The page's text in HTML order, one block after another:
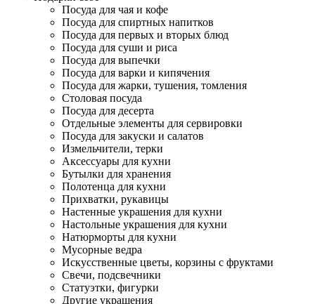
Посуда для чая и кофе
Посуда для спиртных напитков
Посуда для первых и вторых блюд
Посуда для суши и риса
Посуда для выпечки
Посуда для варки и кипячения
Посуда для жарки, тушения, томления
Столовая посуда
Посуда для десерта
Отдельные элементы для сервировки
Посуда для закуски и салатов
Измельчители, терки
Аксессуары для кухни
Бутылки для хранения
Полотенца для кухни
Прихватки, рукавицы
Настенные украшения для кухни
Настольные украшения для кухни
Натюрморты для кухни
Мусорные ведра
Искусственные цветы, корзины с фруктами
Свечи, подсвечники
Статуэтки, фигурки
Другие украшения